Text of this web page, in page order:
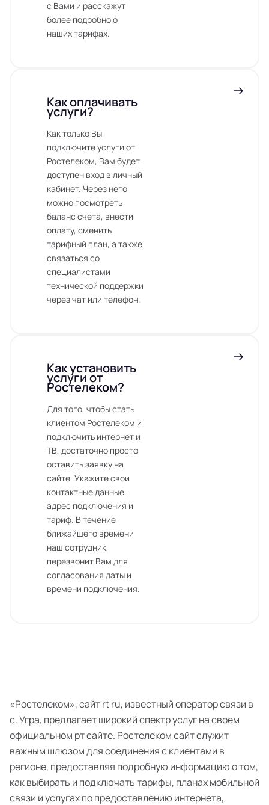
с Вами и расскажут
более подробно о
наших тарифах.
Как оплачивать
услуги?
Как только Вы
подключите услуги от
Ростелеком, Вам будет
доступен вход в личный
кабинет. Через него
можно посмотреть
баланс счета, внести
оплату, сменить
тарифный план, а также
связаться со
специалистами
технической поддержки
через чат или телефон.
Как установить
услуги от
Ростелеком?
Для того, чтобы стать
клиентом Ростелеком и
подключить интернет и
ТВ, достаточно просто
оставить заявку на
сайте. Укажите свои
контактные данные,
адрес подключения и
тариф. В течение
ближайшего времени
наш сотрудник
перезвонит Вам для
согласования даты и
времени подключения.
«Ростелеком», сайт rt ru, известный оператор связи в
с. Угра, предлагает широкий спектр услуг на своем
официальном рт сайте. Ростелеком сайт служит
важным шлюзом для соединения с клиентами в
регионе, предоставляя подробную информацию о том,
как выбирать и подключать тарифы, планах мобильной
связи и услугах по предоставлению интернета,